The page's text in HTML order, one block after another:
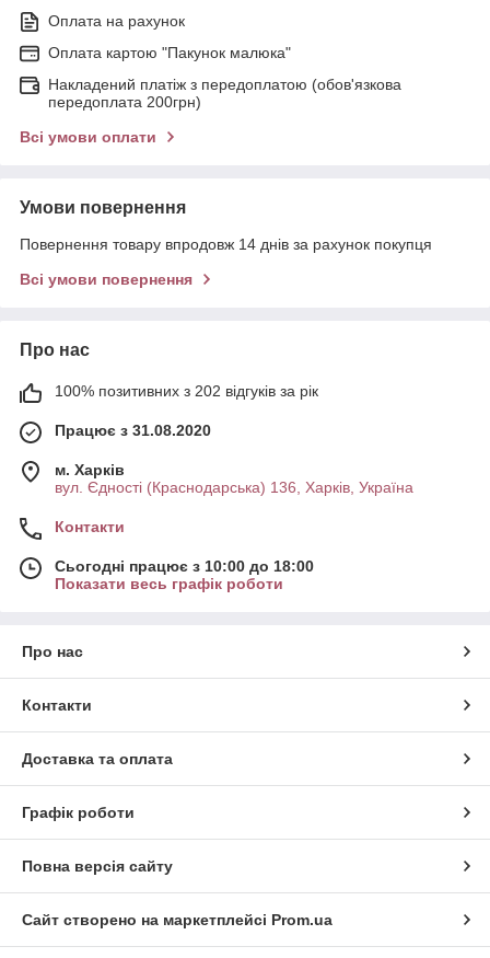
Оплата на рахунок
Оплата картою "Пакунок малюка"
Накладений платіж з передоплатою (обов'язкова
передоплата 200грн)
Всі умови оплати
Умови повернення
Повернення товару впродовж 14 днів за рахунок покупця
Всі умови повернення
Про нас
100% позитивних з 202 відгуків за рік
Працює з 31.08.2020
м. Харків
вул. Єдності (Краснодарська) 136, Харків, Україна
Контакти
Сьогодні працює з 10:00 до 18:00
Показати весь графік роботи
Про нас
Контакти
Доставка та оплата
Графік роботи
Повна версія сайту
Сайт створено на маркетплейсі Prom.ua